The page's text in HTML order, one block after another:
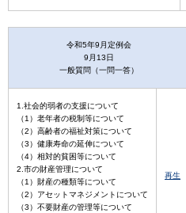
令和5年9月定例会
9月13日
一般質問（一問一答）
1.社会的弱者の支援について
（1）老年者の税制等について
（2）高齢者の福祉対策について
（3）健康寿命の延伸について
（4）相対的貧困等について
2.市の財産管理について
（1）財産の種類等について
（2）アセットマネジメントについて
（3）不要財産の管理等について
再生